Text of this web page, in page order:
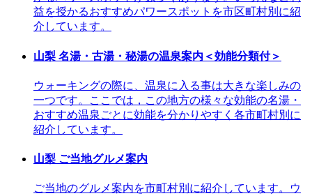
益を授かるおすすめパワースポットを市区町村別に紹
介しています。
山梨 名湯・古湯・秘湯の温泉案内＜効能分類付＞
ウォーキングの際に、温泉に入る事は大きな楽しみの
一つです。ここでは，この地方の様々な効能の名湯・
おすすめ温泉ごとに効能を分かりやすく各市町村別に
紹介しています。
山梨 ご当地グルメ案内
ご当地のグルメ案内を市町村別に紹介しています。ウ